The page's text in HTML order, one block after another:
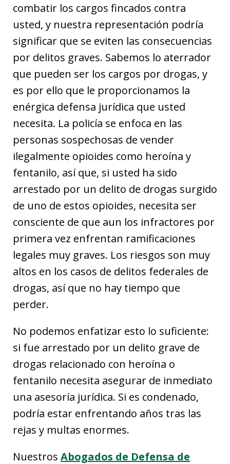
combatir los cargos fincados contra
usted, y nuestra representación podría
significar que se eviten las consecuencias
por delitos graves. Sabemos lo aterrador
que pueden ser los cargos por drogas, y
es por ello que le proporcionamos la
enérgica defensa jurídica que usted
necesita. La policía se enfoca en las
personas sospechosas de vender
ilegalmente opioides como heroína y
fentanilo, así que, si usted ha sido
arrestado por un delito de drogas surgido
de uno de estos opioides, necesita ser
consciente de que aun los infractores por
primera vez enfrentan ramificaciones
legales muy graves. Los riesgos son muy
altos en los casos de delitos federales de
drogas, así que no hay tiempo que
perder.
No podemos enfatizar esto lo suficiente:
si fue arrestado por un delito grave de
drogas relacionado con heroína o
fentanilo necesita asegurar de inmediato
una asesoría jurídica. Si es condenado,
podría estar enfrentando años tras las
rejas y multas enormes.
Nuestros Abogados de Defensa de